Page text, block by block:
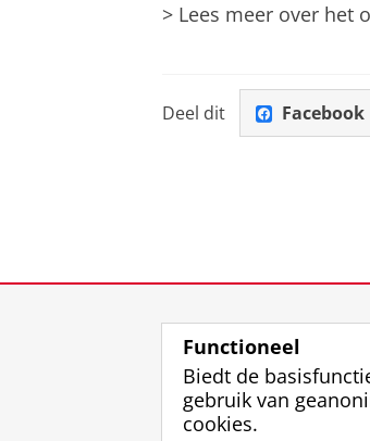
> Lees meer over het
Deel dit Facebook
Functioneel
Biedt de
gebruik van
cookies.